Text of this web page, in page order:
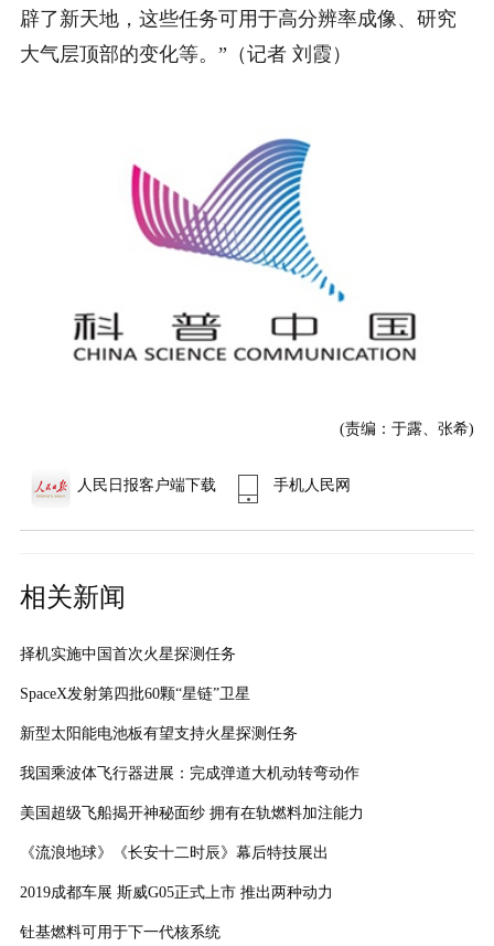
辟了新天地，这些任务可用于高分辨率成像、研究
大气层顶部的变化等。”（记者 刘霞）
(责编：于露、张希)
人民日报客户端下载 手机人民网
相关新闻
择机实施中国首次火星探测任务
SpaceX发射第四批60颗“星链”卫星
新型太阳能电池板有望支持火星探测任务
我国乘波体飞行器进展：完成弹道大机动转弯动作
美国超级飞船揭开神秘面纱 拥有在轨燃料加注能力
《流浪地球》《长安十二时辰》幕后特技展出
2019成都车展 斯威G05正式上市 推出两种动力
钍基燃料可用于下一代核系统